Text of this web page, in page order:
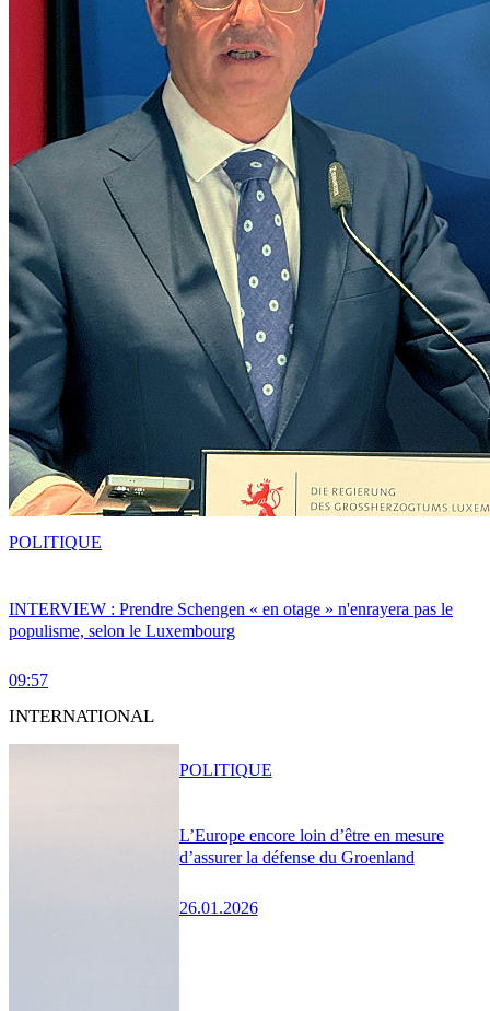
INTERVIEW : Prendre Schengen « en otage » n'enrayera pas le
populisme, selon le Luxembourg
09:57
POLITIQUE
INTERNATIONAL
L’Europe encore loin d’être en mesure
d’assurer la défense du Groenland
26.01.2026
POLITIQUE